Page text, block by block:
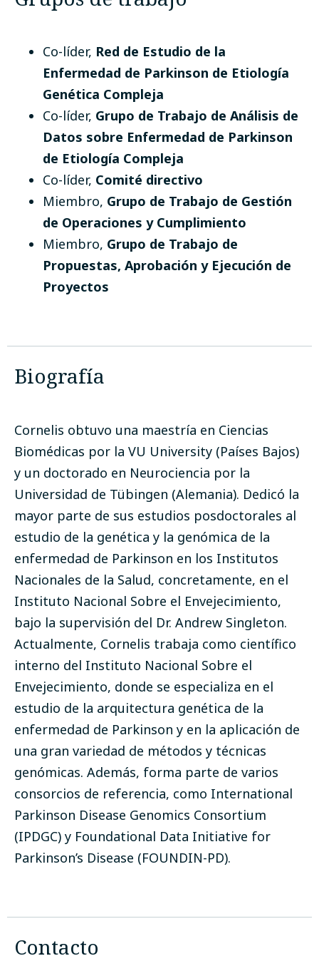
Co-líder, Red de Estudio de la
Enfermedad de Parkinson de Etiología
Genética Compleja
Co-líder, Grupo de Trabajo de Análisis de
Datos sobre Enfermedad de Parkinson
de Etiología Compleja
Co-líder, Comité directivo
Miembro, Grupo de Trabajo de Gestión
de Operaciones y Cumplimiento
Miembro, Grupo de Trabajo de
Propuestas, Aprobación y Ejecución de
Proyectos
Biografía
Cornelis obtuvo una maestría en Ciencias
Biomédicas por la VU University (Países Bajos)
y un doctorado en Neurociencia por la
Universidad de Tübingen (Alemania). Dedicó la
mayor parte de sus estudios posdoctorales al
estudio de la genética y la genómica de la
enfermedad de Parkinson en los Institutos
Nacionales de la Salud, concretamente, en el
Instituto Nacional Sobre el Envejecimiento,
bajo la supervisión del Dr. Andrew Singleton.
Actualmente, Cornelis trabaja como científico
interno del Instituto Nacional Sobre el
Envejecimiento, donde se especializa en el
estudio de la arquitectura genética de la
enfermedad de Parkinson y en la aplicación de
una gran variedad de métodos y técnicas
genómicas. Además, forma parte de varios
consorcios de referencia, como International
Parkinson Disease Genomics Consortium
(IPDGC) y Foundational Data Initiative for
Parkinson’s Disease (FOUNDIN-PD).
Contacto